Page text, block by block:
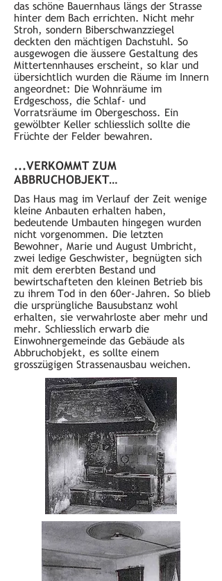
das schöne Bauernhaus längs der Strasse
hinter dem Bach errichten. Nicht mehr
Stroh, sondern Biberschwanzziegel
deckten den mächtigen Dachstuhl. So
ausgewogen die äussere Gestaltung des
Mittertennhauses erscheint, so klar und
übersichtlich wurden die Räume im Innern
angeordnet: Die Wohnräume im
Erdgeschoss, die Schlaf- und
Vorratsräume im Obergeschoss. Ein
gewölbter Keller schliesslich sollte die
Früchte der Felder bewahren.
...VERKOMMT ZUM
ABBRUCHOBJEKT…
Das Haus mag im Verlauf der Zeit wenige
kleine Anbauten erhalten haben,
bedeutende Umbauten hingegen wurden
nicht vorgenommen. Die letzten
Bewohner, Marie und August Umbricht,
zwei ledige Geschwister, begnügten sich
mit dem ererbten Bestand und
bewirtschafteten den kleinen Betrieb bis
zu ihrem Tod in den 60er-Jahren. So blieb
die ursprüngliche Bausubstanz wohl
erhalten, sie verwahrloste aber mehr und
mehr. Schliesslich erwarb die
Einwohnergemeinde das Gebäude als
Abbruchobjekt, es sollte einem
grosszügigen Strassenausbau weichen.